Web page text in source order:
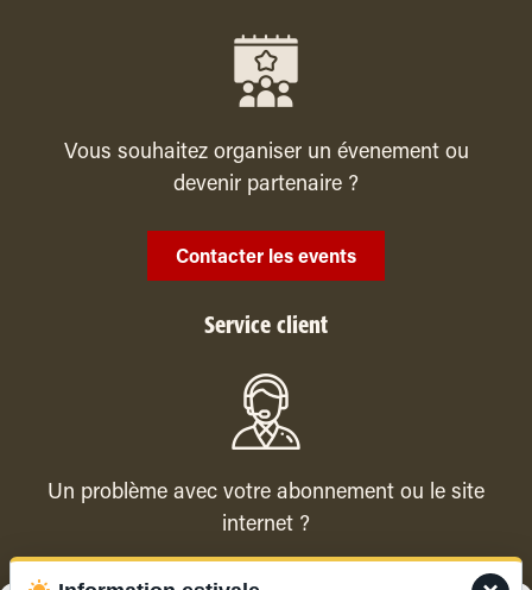
Vous souhaitez organiser un évenement ou
devenir partenaire ?
Contacter les events
Service client
Un problème avec votre abonnement ou le site
internet ?